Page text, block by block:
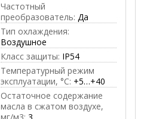
Частотный
преобразователь: Да
Тип охлаждения:
Воздушное
Класс защиты: IP54
Температурный режим
эксплуатации, °C: +5…+40
Остаточное содержание
масла в сжатом воздухе,
мг/м3: 3